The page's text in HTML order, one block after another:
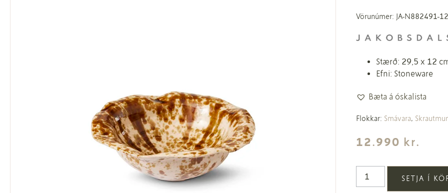
Vörunúmer: JA-N882491-12
Stærð: 29,5 x 12
Efni: Stoneware
Bæta á óskalista
Flokkar: Smávara,
12.990 kr.
SETJA Í